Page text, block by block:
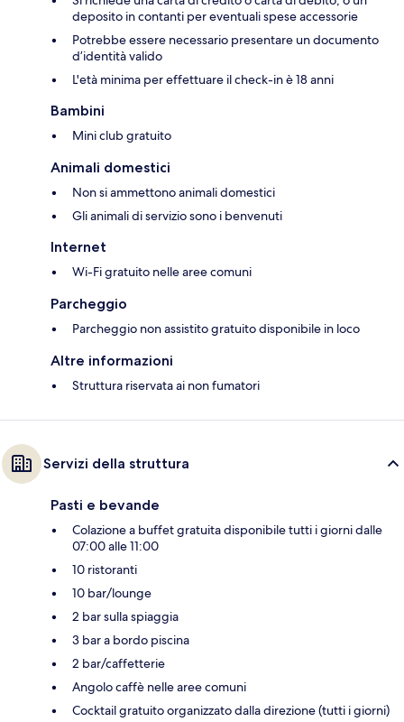
deposito in contanti per eventuali spese accessorie
Potrebbe essere necessario presentare un documento
d’identità valido
L'età minima per effettuare il check-in è 18 anni
Bambini
Mini club gratuito
Animali domestici
Non si ammettono animali domestici
Gli animali di servizio sono i benvenuti
Internet
Wi-Fi gratuito nelle aree comuni
Parcheggio
Parcheggio non assistito gratuito disponibile in loco
Altre informazioni
Struttura riservata ai non fumatori
Servizi della struttura
Pasti e bevande
Colazione a buffet gratuita disponibile tutti i giorni dalle
07:00 alle 11:00
10 ristoranti
10 bar/lounge
2 bar sulla spiaggia
3 bar a bordo piscina
2 bar/caffetterie
Angolo caffè nelle aree comuni
Cocktail gratuito organizzato dalla direzione (tutti i giorni)